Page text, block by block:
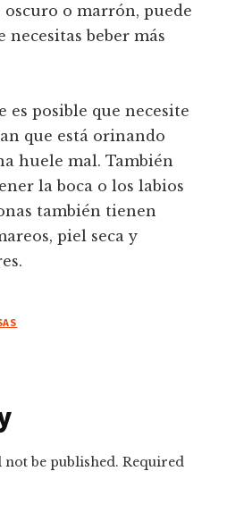
o marrón, puede
necesitas beber más
es posible que necesite
que está orinando
huele mal. También
la boca o los labios
también tienen
piel seca y
be published. Required